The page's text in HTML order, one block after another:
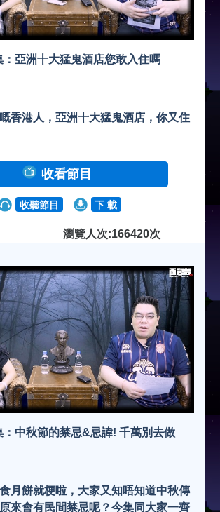
：亞洲十大猛鬼酒店您敢入住嗎
香港人，亞洲十大猛鬼酒店，你又住
收看節目
收聽節目 下 載
瀏覽人次:166420次
：中秋節的禁忌&忌諱! 千萬別去做
月餅就梗啦，大家又知唔知道中秋傳
來會有民間禁忌呢？今集同大家一齊